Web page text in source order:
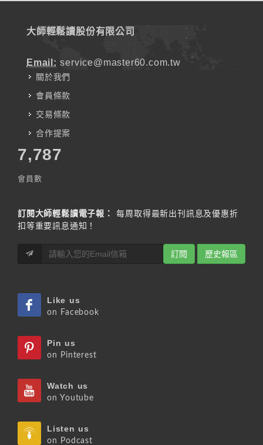
大師輕鬆讀股份有限公司
Email: service@master60.com.tw
關於我們
會員條款
交易條款
合作提案
7,787
會員數
訂閱大師輕鬆讀電子報：
每周取得最新出刊訊息及優惠折
扣等重要訊息通知！
訂閱 歷史報區
Like us
on Facebook
Pin us
on Pinterest
Watch us
on Youtube
Listen us
on Podcast